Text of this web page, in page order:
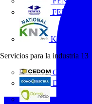
FENITEL
KNX España
Servicios para la industria 13
CEDOM
Domo Electra
Domonetio